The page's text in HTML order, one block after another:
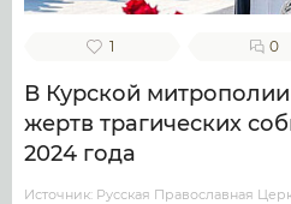
1 0
В Курской
жертв трагических
2024 года
Источник: Русская Православная